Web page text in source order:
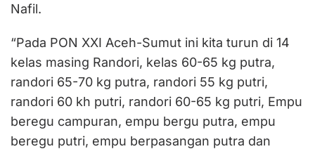
Nafil.
“Pada PON XXI Aceh-Sumut ini kita turun di 14
kelas masing Randori, kelas 60-65 kg putra,
randori 65-70 kg putra, randori 55 kg putri,
randori 60 kh putri, randori 60-65 kg putri, Empu
beregu campuran, empu bergu putra, empu
beregu putri, empu berpasangan putra dan